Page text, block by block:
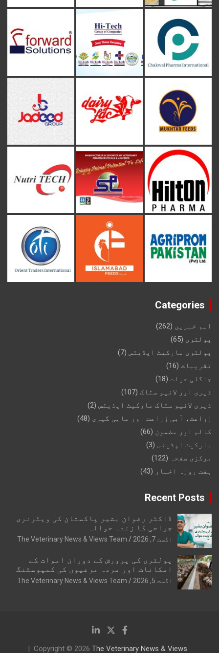
Categories
اہم خبریں (262)
پولٹری (65)
پولٹری مارکیٹ اپڈیٹس (7)
تقریبات (16)
جنگلی حیات (18)
ڈیری اور لائیو سٹاک (107)
ڈیری لائیو سٹاک مارکیٹ اپڈیٹس (2)
زراعت، آبی زراعت اور ماہی گیری (48)
کالم اور مضمون (66)
مارکیٹ اپڈیٹس (3)
مرکزی صفحہ (122)
ہفت روزہ اخبار (43)
Recent Posts
ڈاکٹر رضوان بشیر پاکستان کی ویٹرنری
جراحی کا زندہ حوالہ
اگست 7, 2026 The Veterinary News & Views Team
پولٹری کی پرورش کے دوران اموات کے
امکانات اور مردہ مرغیوں کی کمپوسٹنگ
اگست 5, 2026 The Veterinary News & Views Team
Copyright © 2026 The Veterinary News & Views